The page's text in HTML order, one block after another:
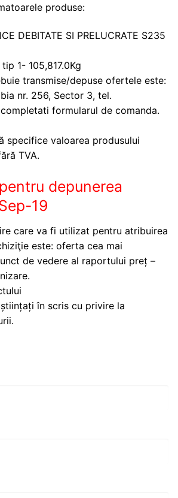
produse:
DEBITATE SI PRELUCRATE S235
1- 105,817.0Kg
transmise/depuse ofertele este:
nr. 256, Sector 3, tel.
formularul de comanda.
specifice valoarea produsului
TVA.
depunerea
19
care va fi utilizat pentru atribuirea
este: oferta cea mai
de vedere al raportului preț –
în scris cu privire la